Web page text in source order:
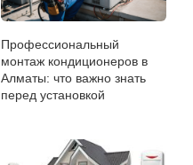
Профессиональный
монтаж кондиционеров в
Алматы: что важно знать
перед установкой